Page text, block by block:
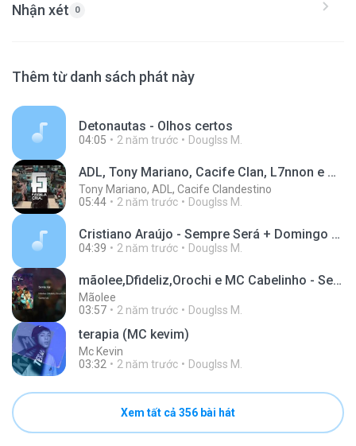
Nhận xét 0
Thêm từ danh sách phát này
Detonautas - Olhos certos
04:05 2 năm trước Douglss M.
ADL, Tony Mariano, Cacife Clan, L7nnon e MC Tikão - Entre a Glock e a Igreja ( Prod. Nobru Black )
Tony Mariano, ADL, Cacife Clandestino
05:44
2 năm trước Douglss M.
Cristiano Araújo - Sempre Será + Domingo + Eu Acabo Voltando + Amores São Coisas da Vida
04:39 2 năm trước Douglss M.
mãolee,Dfideliz,Orochi e MC Cabelinho - Senta Vai
Mãolee
03:57
2 năm trước Douglss M.
terapia (MC kevim)
Mc Kevin
03:32
2 năm trước Douglss M.
Xem tất cả 356 bài hát